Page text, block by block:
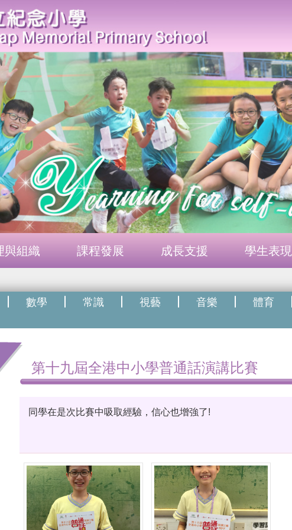
與組織 課程發展 成長支援 學生表現
數學 常識 視藝 音樂 體育
第十九屆全港中小學普通話演講比賽
同學在是次比賽中吸取經驗，信心也增強了!